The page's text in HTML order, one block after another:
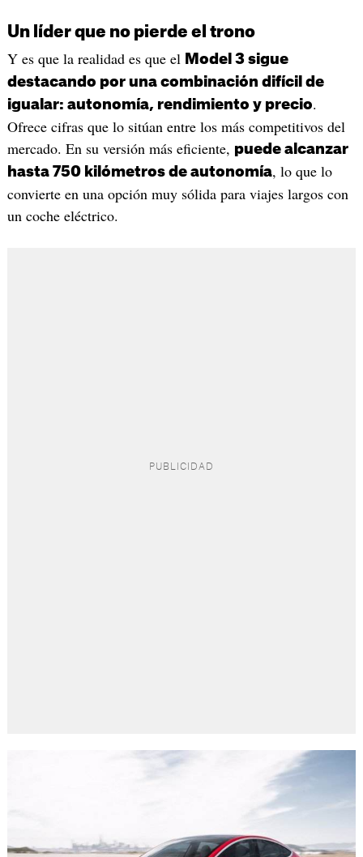
Un líder que no pierde el trono
Y es que la realidad es que el Model 3 sigue
destacando por una combinación difícil de
igualar: autonomía, rendimiento y precio.
Ofrece cifras que lo sitúan entre los más competitivos del
mercado. En su versión más eficiente, puede alcanzar
hasta 750 kilómetros de autonomía, lo que lo
convierte en una opción muy sólida para viajes largos con
un coche eléctrico.